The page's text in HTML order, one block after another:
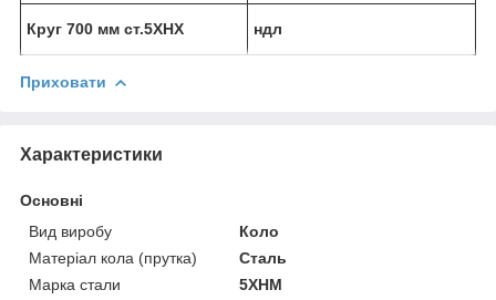
Круг 700 мм ст.5ХНХ ндл
Приховати
Характеристики
Основні
Вид виробу
Коло
Матеріал кола (прутка)
Сталь
Марка стали
5ХНМ